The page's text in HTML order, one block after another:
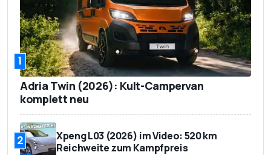
1
Adria Twin (2026): Kult-Campervan
komplett neu
2
Xpeng L03 (2026) im Video: 520 km
Reichweite zum Kampfpreis